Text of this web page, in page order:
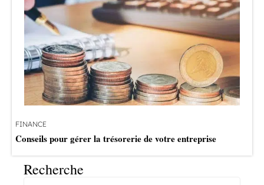
FINANCE
Conseils pour gérer la trésorerie de votre entreprise
Recherche